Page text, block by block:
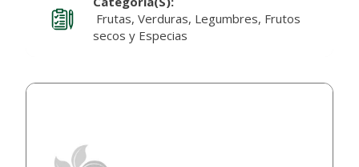
Frutas, Verduras, Legumbres, Frutos
secos y Especias